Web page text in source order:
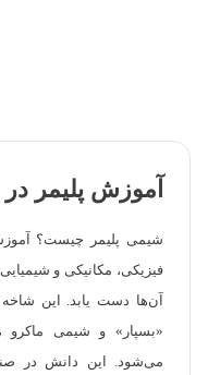
آموزش پلیمر
شیمی پلیمر چیست؟
فیزیکی، مکانیکی و
آن‌ها دست یابد. این
«بسپار» و شیمی ماکرو
می‌شود. این دانش در